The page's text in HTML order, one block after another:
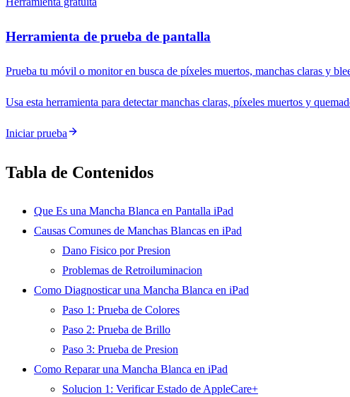
Herramienta de prueba de pantalla
Prueba tu móvil o monitor en busca de píxeles muertos, manchas claras y
Usa esta herramienta para detectar manchas claras, píxeles muertos y
Iniciar prueba
Tabla de Contenidos
Que Es una Mancha Blanca en Pantalla iPad
Causas Comunes de Manchas Blancas en iPad
Dano Fisico por Presion
Problemas de Retroiluminacion
Como Diagnosticar una Mancha Blanca en iPad
Paso 1: Prueba de Colores
Paso 2: Prueba de Brillo
Paso 3: Prueba de Presion
Como Reparar una Mancha Blanca en iPad
Solucion 1: Verificar Estado de AppleCare+